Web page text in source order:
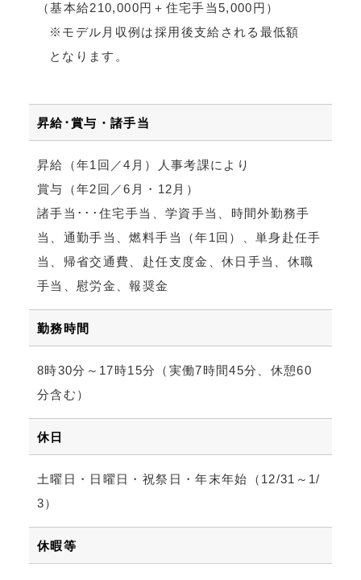
（基本給210,000円＋住宅手当5,000円）
※モデル月収例は採用後支給される最低額
となります。
昇給･賞与・諸手当
昇給（年1回／4月）人事考課により
賞与（年2回／6月・12月）
諸手当･･･住宅手当、学資手当、時間外勤務手
当、通勤手当、燃料手当（年1回）、単身赴任手
当、帰省交通費、赴任支度金、休日手当、休職
手当、慰労金、報奨金
勤務時間
8時30分～17時15分（実働7時間45分、休憩60
分含む）
休日
土曜日・日曜日・祝祭日・年末年始（12/31～1/
3）
休暇等